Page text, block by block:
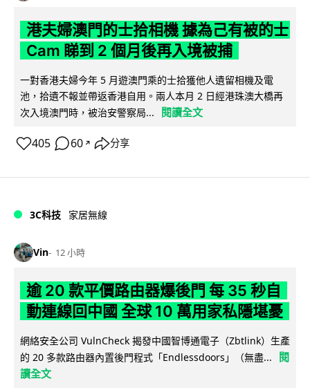
港夫婦澳門的士拾相機 據為己有被的士
Cam 睇到 2 個月後再入境被捕
一對香港夫婦今年 5 月遊澳門乘的士拾獲他人遺留相機及電
池，拾遺不報並帶返香港自用。兩人本月 2 日經港珠澳大橋再
次入境澳門時，被治安警察局...
閱讀全文
405 60 ↗ 分享
3C科技 家居無線
Vin 12 小時
逾 20 款平價路由器爆後門 每 35 秒自
動連線回中國 全球 10 萬用家私隱堪憂
網絡安全公司 VulnCheck 揭發中國智博通電子（Zbtlink）生產
的 20 多款路由器內置後門程式「Endlessdoors」（無盡...
閱
讀全文